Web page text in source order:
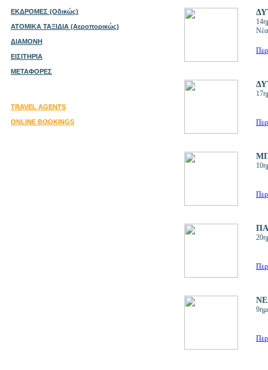
ΕΚΔΡΟΜΕΣ (Οδικώς)
ΑΤΟΜΙΚΑ ΤΑΞΙΔΙΑ (Αεροπορικώς)
ΔΙΑΜΟΝΗ
ΕΙΣΙΤΗΡΙΑ
ΜΕΤΑΦΟΡΕΣ
TRAVEL AGENTS
ONLINE BOOKINGS